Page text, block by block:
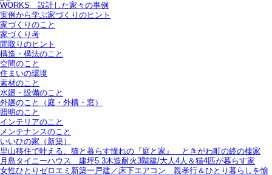
WORKS＿設計した家々の事例
実例から学ぶ家づくりのヒント
家づくりのこと
家づくり考
間取りのヒント
構造・構法のこと
空間のこと
住まいの環境
素材のこと
水廻・設備のこと
外廻のこと（庭・外構・窓）
照明のこと
インテリアのこと
メンテナンスのこと
いいひの家（新築）
里山移住で叶える、猫と暮らす憧れの『庭と家』＿ときがわ町の終の棲家
月島タイニーハウス＿建坪5.3木造耐火3階建/大人4人＆猫4匹が暮らす家
女性ひとりゼロエミ新築一戸建／床下エアコン＿親孝行＆ひとり暮らしを愉